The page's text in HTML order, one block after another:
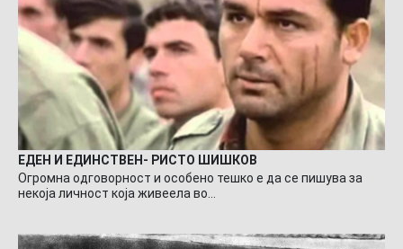
ЕДЕН И ЕДИНСТВЕН- РИСТО ШИШКОВ
Огромна одговорност и особено тешко е да се пишува за
некоја личност која живеела во…